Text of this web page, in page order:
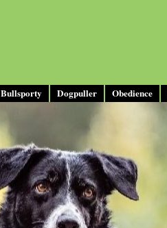
Bullsporty Dogpuller Obedience